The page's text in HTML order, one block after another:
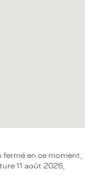
fermé en ce moment,
11 août 2026,